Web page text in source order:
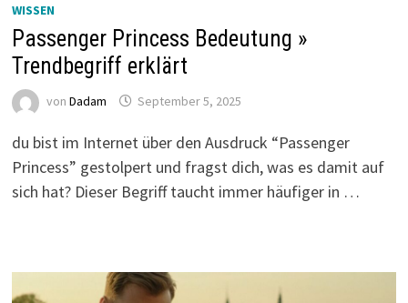
WISSEN
Passenger Princess Bedeutung »
Trendbegriff erklärt
von Dadam September 5, 2025
du bist im Internet über den Ausdruck “Passenger
Princess” gestolpert und fragst dich, was es damit auf
sich hat? Dieser Begriff taucht immer häufiger in …